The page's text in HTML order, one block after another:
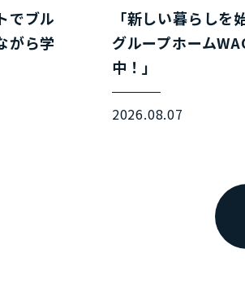
でブル
がら学
「新しい暮らしを
グループホーム
中！」
2026.08.07